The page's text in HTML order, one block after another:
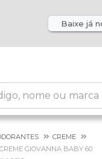
Baixe já
CREME
GIOVANNA BABY 60